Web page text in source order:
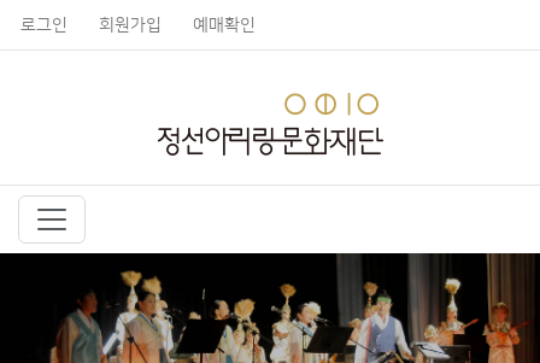
로그인 회원가입 예매확인